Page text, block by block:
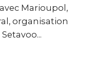
Marioupol,
organisation